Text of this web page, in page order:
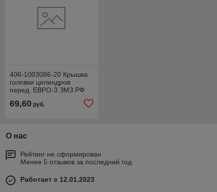
406-1003086-20 Крышка
головки цилиндров
перед. ЕВРО-3 ЗМЗ РФ
69,60 руб.
О нас
Рейтинг не сформирован
Менее 5 отзывов за последний год
Работает с 12.01.2023